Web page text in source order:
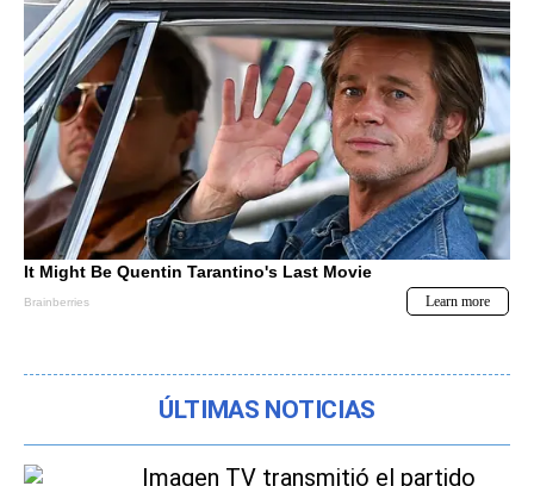
ÚLTIMAS NOTICIAS
Imagen TV transmitió el partido